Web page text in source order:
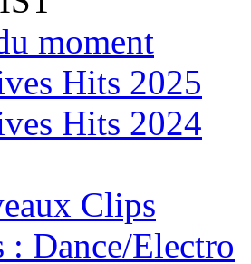
moment
Hits 2025
Hits 2024
Clips
: Dance/Electro